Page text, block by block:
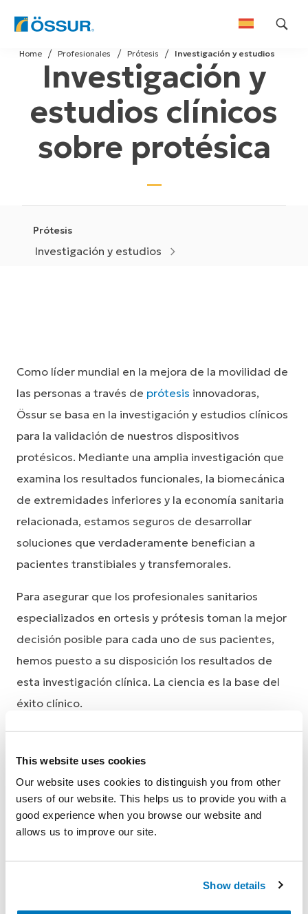
This website uses cookies
Our website uses cookies to distinguish you from other
users of our website. This helps us to provide you with a
good experience when you browse our website and
allows us to improve our site.
Show details
Skip
to
Investigación y estudios
Prótesis
Profesionales
Home
Investigación y
estudios clínicos
sobre protésica
Prótesis
Investigación y estudios
Como líder mundial en la mejora de la movilidad de
las personas a través de prótesis innovadoras,
Össur se basa en la investigación y estudios clínicos
para la validación de nuestros dispositivos
protésicos. Mediante una amplia investigación que
examina los resultados funcionales, la biomecánica
de extremidades inferiores y la economía sanitaria
relacionada, estamos seguros de desarrollar
soluciones que verdaderamente benefician a
pacientes transtibiales y transfemorales.
Para asegurar que los profesionales sanitarios
especializados en ortesis y prótesis toman la mejor
decisión posible para cada uno de sus pacientes,
hemos puesto a su disposición los resultados de
esta investigación clínica. La ciencia es la base del
éxito clínico.
Becas de investigación